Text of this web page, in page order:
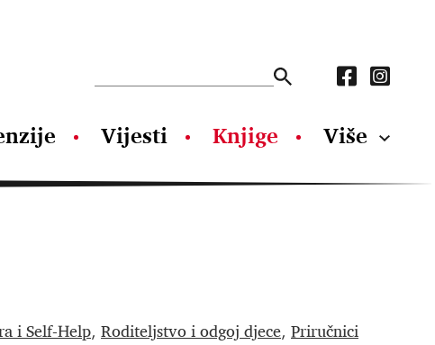
Vijesti Knjige Više
i Self-Help, Roditeljstvo i odgoj djece, Priručnici